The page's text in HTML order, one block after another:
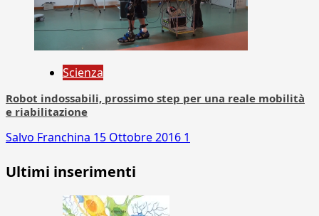
Scienza
Robot indossabili, prossimo step per una reale mobilità
e riabilitazione
Salvo Franchina 15 Ottobre 2016 1
Ultimi inserimenti